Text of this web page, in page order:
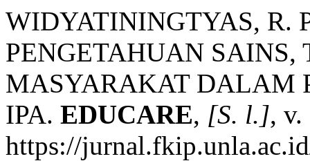
WIDYATININGTYAS, R.
PENGETAHUAN
MASYARAKAT DALAM
IPA. EDUCARE, [S. l.],
https://